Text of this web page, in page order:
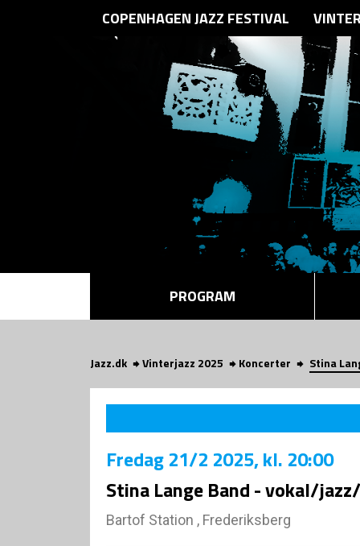
COPENHAGEN JAZZ FESTIVAL
PROGRAM
Jazz.dk Vinterjazz 2025 Koncerter Stina
Fredag21/2 2025, kl. 20:00
Stina Lange Band - vokal/
Bartof Station , Frederiksberg